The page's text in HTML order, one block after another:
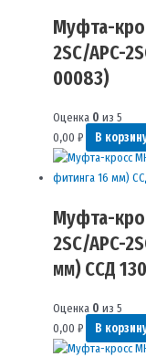
Муфта-
2SC/APC-
00083)
Оценка 0 из 5
0,00 ₽ В
Муфта-
2SC/APC-
мм) ССД
Оценка 0 из 5
0,00 ₽ В